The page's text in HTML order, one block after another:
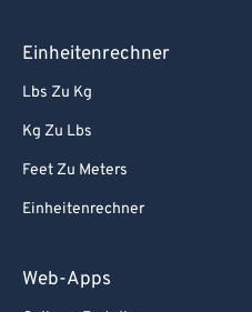
Einheitenrechner
Lbs Zu Kg
Kg Zu Lbs
Feet Zu Meters
Einheitenrechner
Web-Apps